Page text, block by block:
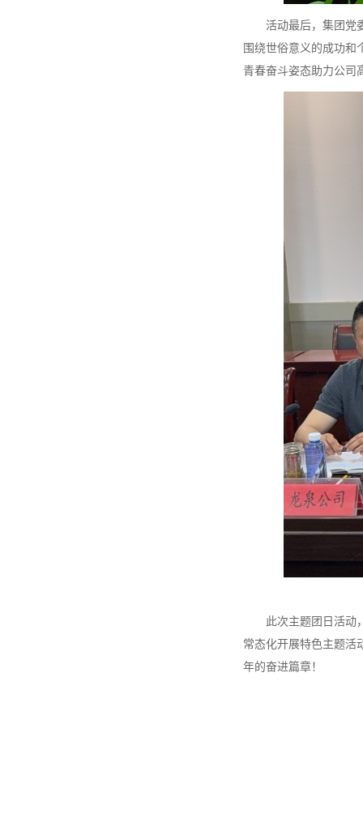
活动最后，集团党委
围绕世俗意义的成功和
青春奋斗姿态助力公司
此次主题团日活动，
常态化开展特色主题活
年的奋进篇章！